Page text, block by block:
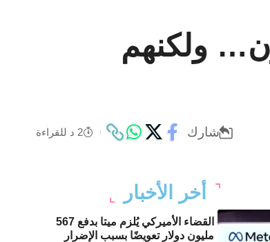
ولكنهم
شارك 2 د للقراءة
أخر الأخبار
القضاء الأميركي يُلزم ميتا بدفع 567
مليون دولار تعويضًا بسبب الإضرار